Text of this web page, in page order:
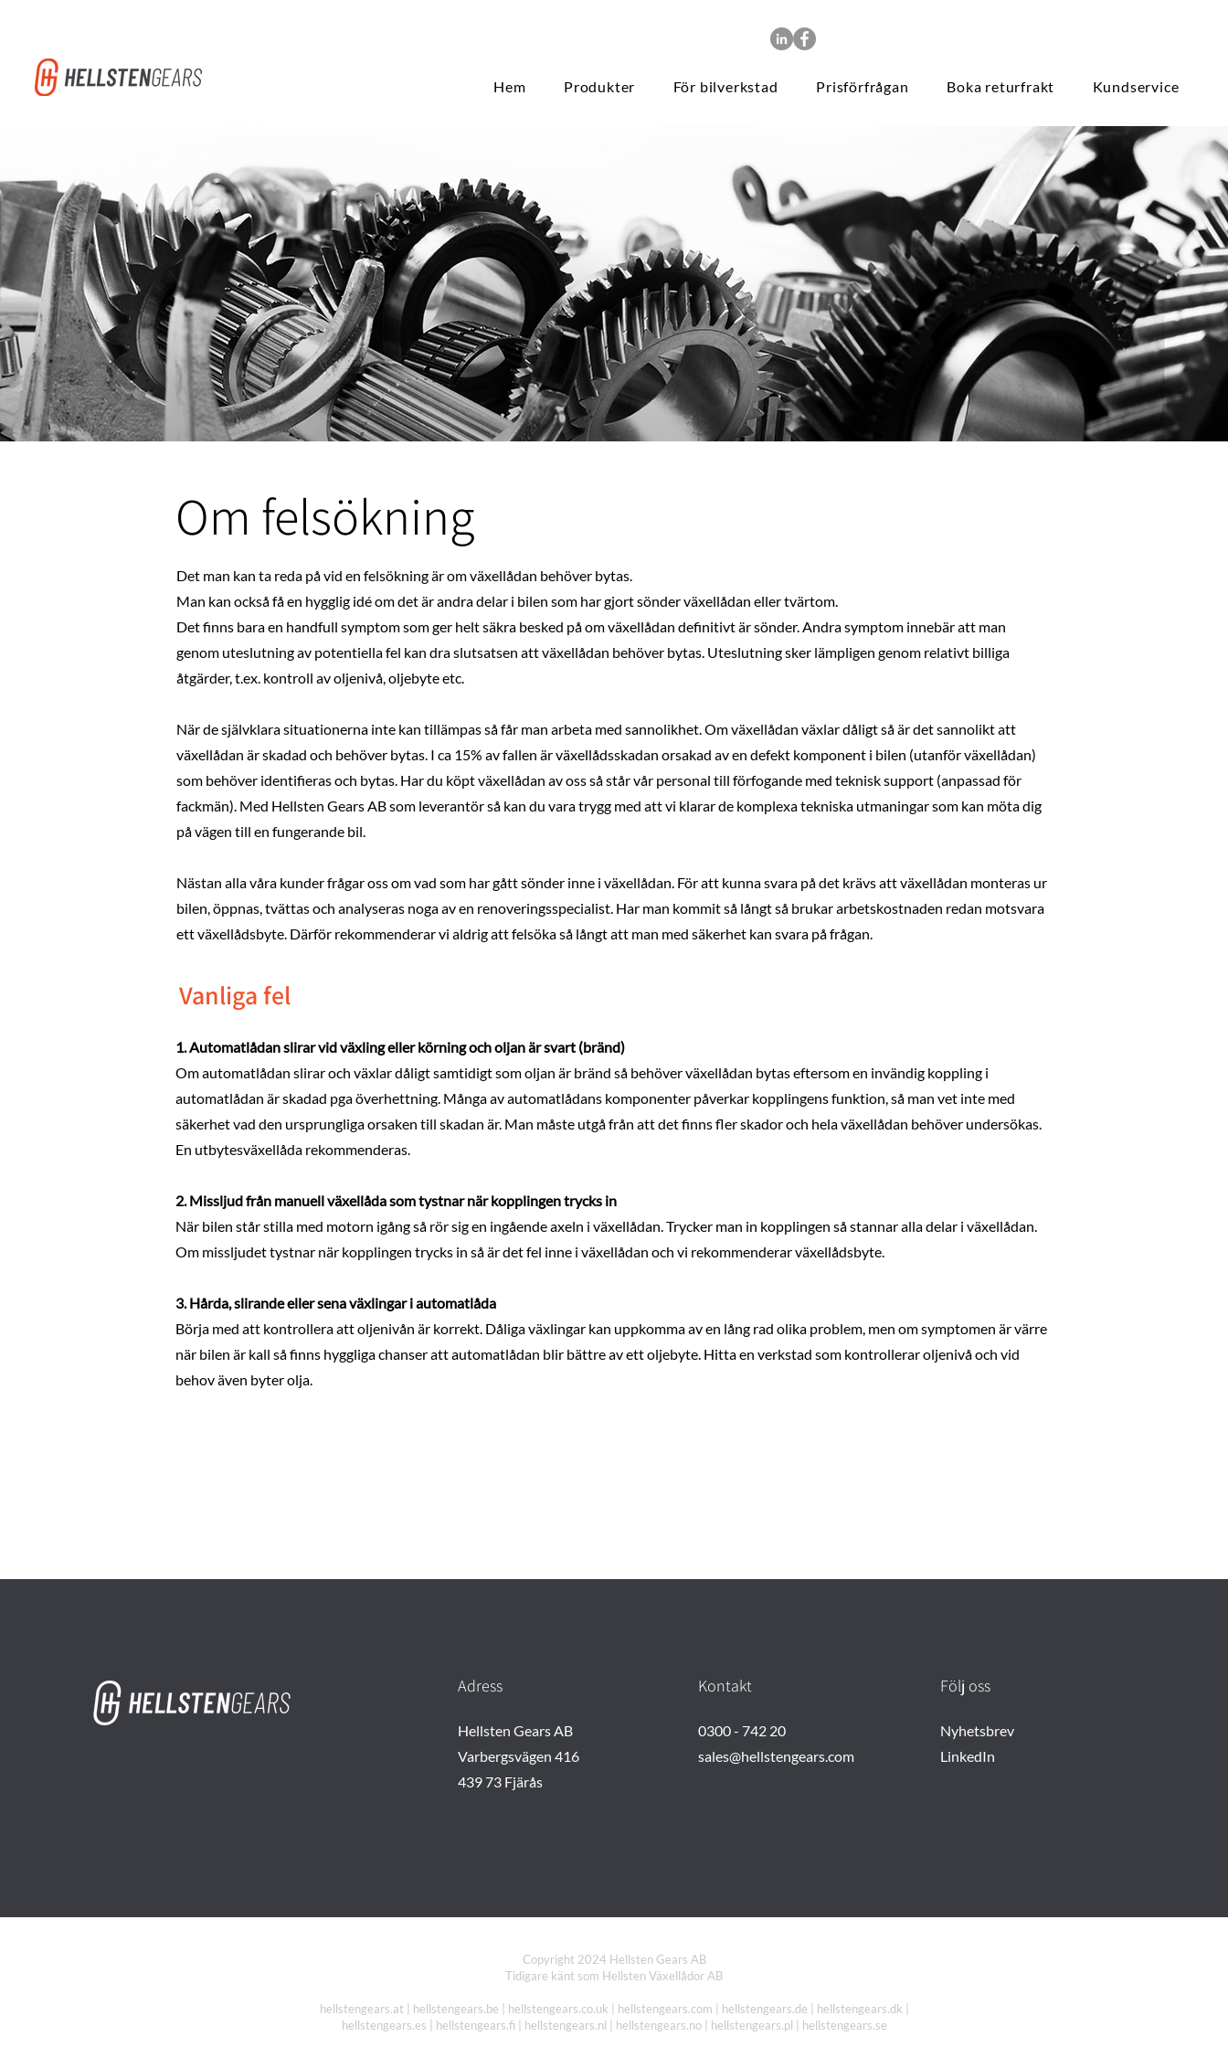
Hem Produkter För bilverkstad Prisförfrågan Boka returfrakt Kundservice
Om felsökning
Det man kan ta reda på vid en felsökning är om växellådan behöver bytas.
Man kan också få en hygglig idé om det är andra delar i bilen som har gjort sönder växellådan eller tvärtom.
Det finns bara en handfull symptom som ger helt säkra besked på om växellådan definitivt är sönder. Andra symptom innebär att man
genom uteslutning av potentiella fel kan dra slutsatsen att växellådan behöver bytas. Uteslutning sker lämpligen genom relativt billiga
åtgärder, t.ex. kontroll av oljenivå, oljebyte etc.
När de självklara situationerna inte kan tillämpas så får man arbeta med sannolikhet. Om växellådan växlar dåligt så är det sannolikt att
växellådan är skadad och behöver bytas. I ca 15% av fallen är växellådsskadan orsakad av en defekt komponent i bilen (utanför växellådan)
som behöver identifieras och bytas. Har du köpt växellådan av oss så står vår personal till förfogande med teknisk support (anpassad för
fackmän). Med Hellsten Gears AB som leverantör så kan du vara trygg med att vi klarar de komplexa tekniska utmaningar som kan möta dig
på vägen till en fungerande bil.
Nästan alla våra kunder frågar oss om vad som har gått sönder inne i växellådan. För att kunna svara på det krävs att växellådan monteras ur
bilen, öppnas, tvättas och analyseras noga av en renoveringsspecialist. Har man kommit så långt så brukar arbetskostnaden redan motsvara
ett växellådsbyte. Därför rekommenderar vi aldrig att felsöka så långt att man med säkerhet kan svara på frågan.
Vanliga fel
1. Automatlådan slirar vid växling eller körning och oljan är svart (bränd)
Om automatlådan slirar och växlar dåligt samtidigt som oljan är bränd så behöver växellådan bytas eftersom en invändig koppling i
automatlådan är skadad pga överhettning. Många av automatlådans komponenter påverkar kopplingens funktion, så man vet inte med
säkerhet vad den ursprungliga orsaken till skadan är. Man måste utgå från att det finns fler skador och hela växellådan behöver undersökas.
En utbytesväxellåda rekommenderas.
2. Missljud från manuell växellåda som tystnar när kopplingen trycks in
När bilen står stilla med motorn igång så rör sig en ingående axeln i växellådan. Trycker man in kopplingen så stannar alla delar i växellådan.
Om missljudet tystnar när kopplingen trycks in så är det fel inne i växellådan och vi rekommenderar växellådsbyte.
3. Hårda, slirande eller sena växlingar i automatlåda
Börja med att kontrollera att oljenivån är korrekt. Dåliga växlingar kan uppkomma av en lång rad olika problem, men om symptomen är värre
när bilen är kall så finns hyggliga chanser att automatlådan blir bättre av ett oljebyte. Hitta en verkstad som kontrollerar oljenivå och vid
behov även byter olja.
Adress
Hellsten Gears AB
Varbergsvägen 416
439 73 Fjärås
Kontakt
0300 - 742 20
sales@hellstengears.com
Följ oss
Nyhetsbrev
LinkedIn
Copyright 2024 Hellsten Gears AB
Tidigare känt som Hellsten Växellådor AB
hellstengears.at | hellstengears.be | hellstengears.co.uk | hellstengears.com | hellstengears.de | hellstengears.dk |
hellstengears.es | hellstengears.fi | hellstengears.nl | hellstengears.no | hellstengears.pl | hellstengears.se